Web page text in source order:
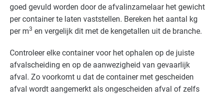
goed gevuld worden door de afvalinzamelaar het gewicht
per container te laten vaststellen. Bereken het aantal kg
per m3 en vergelijk dit met de kengetallen uit de branche.
Controleer elke container voor het ophalen op de juiste
afvalscheiding en op de aanwezigheid van gevaarlijk
afval. Zo voorkomt u dat de container met gescheiden
afval wordt aangemerkt als ongescheiden afval of zelfs